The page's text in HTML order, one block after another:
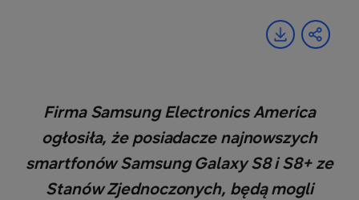
Firma Samsung Electronics America
ogłosiła, że posiadacze najnowszych
smartfonów Samsung Galaxy S8 i S8+ ze
Stanów Zjednoczonych, będą mogli